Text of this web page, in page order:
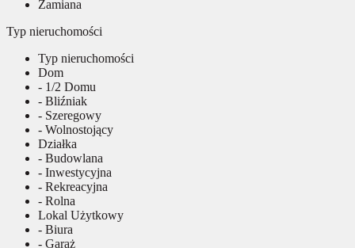
Zamiana
Typ nieruchomości
Typ nieruchomości
Dom
- 1/2 Domu
- Bliźniak
- Szeregowy
- Wolnostojący
Działka
- Budowlana
- Inwestycyjna
- Rekreacyjna
- Rolna
Lokal Użytkowy
- Biura
- Garaż